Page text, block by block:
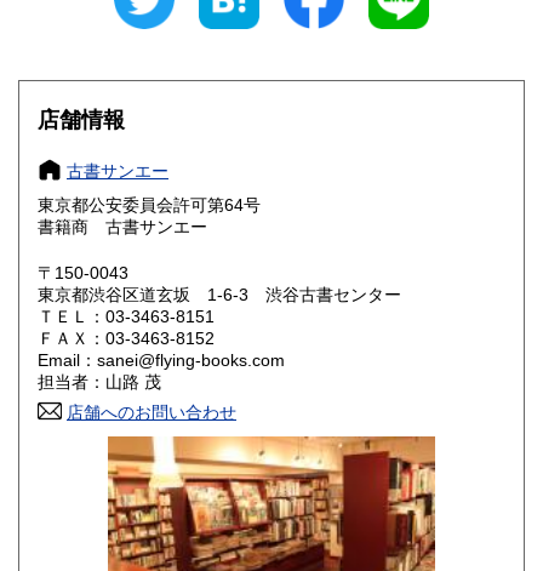
185円
大阪府
奈良県
鳥取県 185円
岡山県
山口県 185円
香川県
高知県 185円
185円 長崎県
185円 大分県
店舗情報
古書サンエー
東京都公安委員会許可第64号
書籍商 古書サンエー
〒150-0043
東京都渋谷区道玄坂 1-6-3 渋谷古書センター
ＴＥＬ：03-3463-8151
ＦＡＸ：03-3463-8152
Email：sanei@flying-books.com
担当者：山路 茂
店舗へのお問い合わせ